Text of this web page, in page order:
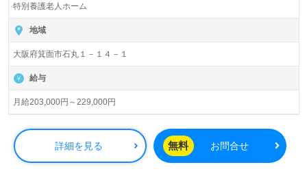
入居者数56名（ユニット型/全室個室）『特別養護老人ホー
ム箕面の郷』社会福祉法人三養福祉会（本部：大阪市箕面
市）様の運営です。大阪府を中心に特別養護老人ホーム、
デイサービス、ヘルパーステーション、ショートステイ、
ケアハウス、居宅介護支援事業を展開されています。
◎職員様とご利用者様の笑顔の花咲くホーム！ご利用者様
が『こころ豊かで明るい生活が送れるように』を目指す事
業所！◎
看護助手や介護職経験のある方をお迎えします。特別養護
老人ホームでの勤務経験は問いません。充実のOJT/研修制
特別養護老人ホーム
地域
大阪府箕面市石丸１－１４－１
給与
月給203,000円～229,000円
詳細を見る 無料 お問合せ